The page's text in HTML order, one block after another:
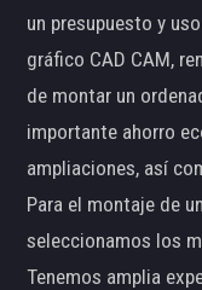
un presupuesto y
gráfico CAD CAM,
de montar un
importante ahorro
ampliaciones, así
Para el montaje de
seleccionamos los
Tenemos amplia